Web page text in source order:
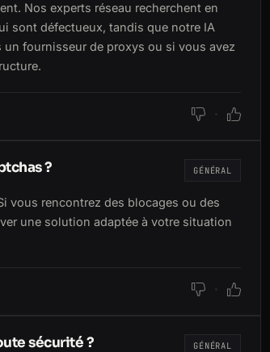
Nos experts réseau recherchent en
sont défectueux, tandis que notre IA
fournisseur de proxys ou si vous avez
? GÉNÉRAL
vous rencontrez des blocages ou des
une solution adaptée à votre situation
sécurité ? GÉNÉRAL